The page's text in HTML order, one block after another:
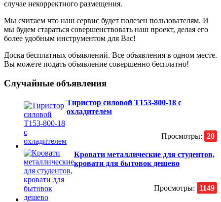
случае некорректного размещения.
Мы считаем что наш сервис будет полезен пользователям. И
мы будем стараться совершенствовать наш проект, делая его
более удобным инструментом для Вас!
Доска бесплатных объявлений. Все объявления в одном месте.
Вы можете подать объявление совершенно бесплатно!
Случайные объявления
Тиристор силовой Т153-800-18 с
охладителем
Просмотры: 20
Кровати металлические для студентов,
кровати для бытовок дешево
Просмотры: 1149